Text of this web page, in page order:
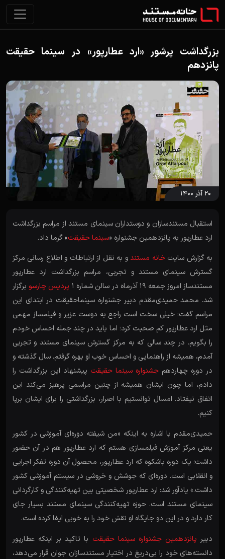
بزرگداشت پرشور «ارد عطارپور» در سینما حقیقت
پانزدهم
۲۰ آذر ۱۴۰۰
استقبال مستندسازان و دوستداران سینمای مستند از مراسم بزرگداشت
ارد عطارپور به پانزدهمین جشنواره «سینما حقیقت» گرما داد.
به گزارش سایتخانه مستندو به نقل از ارتباطات و اطلاع رسانی مرکز
گسترش سینمای مستند و تجربی، مراسم بزرگداشت ارد عطارپور
مستندساز امروز جمعه 19 آذرماه در سالن شماره 1
پردیس چارسو برگزار
شد. محمد حمیدی‌مقدم دبیر جشنواره سینماحقیقت در ابتدای این
مراسم گفت: خیلی سخت است راجع به دوست عزیز و فیلمساز مهمی
مثل ارد عطارپور کم صحبت کرد؛ اما باید در چند جمله احساس خودم
را بگویم. در چند سالی که به مرکز گسترش سینمای مستند و تجربی
آمدم، همیشه از راهنمایی و احساس خوب او بهره گرفتم. سال گذشته و
در دوره چهاردهم جشنواره سینما حقیقت پیشنهاد این بزرگداشت را
دادم، اما چون ایشان همیشه از چنین مراسمی پرهیز می‌کند این
اتفاق نیفتاد. امسال توانستیم با اصرار، بزرگداشتی را برای ایشان برپا
کنیم.
حمیدی‌مقدم با اشاره به اینکه «من شیفته دوره‌ای آموزشی در کشور
یعنی مرکز آموزش فیلمسازی هستم که ارد عطارپور هم در آن حضور
داشت؛ یک دوره باشکوه که ارد عطارپور، محصول آن دوره تفکر اجرایی
و انقلابی است. دوره‌ای که جوشش و خروشی در سیستم آموزشی کشور
داشت.» یادآور شد: ارد عطارپور شخصیتی بین تهیه‌کنندگی و کارگردانی
سینمای مستند است.‌ حوزه تهیه‌کنندگی سینمای مستند بسیار جای
کار دارد و در این دو جایگاه او نقش خود را به خوبی ایفا کرده است.
دبیر پانزدهمین جشنواره سینما حقیقت با تاکید بر اینکه عطارپور
دانسته‌های خود را بی‌دریغ در اختیار مستندسازان جوان قرار می‌دهد،